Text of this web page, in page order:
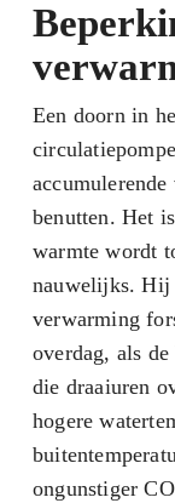
Een doorn in
benutten. Het
warmte wordt
nauwelijks. Hij
verwarming
overdag, als
die draaiuren
hogere
ongunstiger